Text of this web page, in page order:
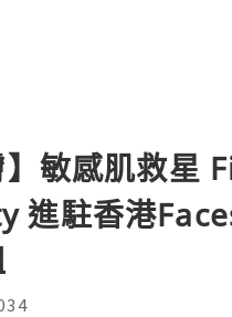
】敏感肌救星
進駐香港